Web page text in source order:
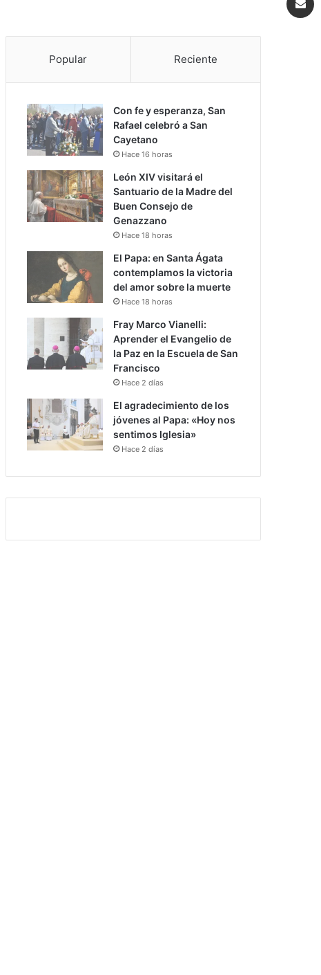
Popular Reciente
Con fe y esperanza, San
Rafael celebró a San
Cayetano
Hace 16 horas
León XIV visitará el
Santuario de la Madre del
Buen Consejo de
Genazzano
Hace 18 horas
El Papa: en Santa Ágata
contemplamos la victoria
del amor sobre la muerte
Hace 18 horas
Fray Marco Vianelli:
Aprender el Evangelio de
la Paz en la Escuela de San
Francisco
Hace 2 días
El agradecimiento de los
jóvenes al Papa: «Hoy nos
sentimos Iglesia»
Hace 2 días